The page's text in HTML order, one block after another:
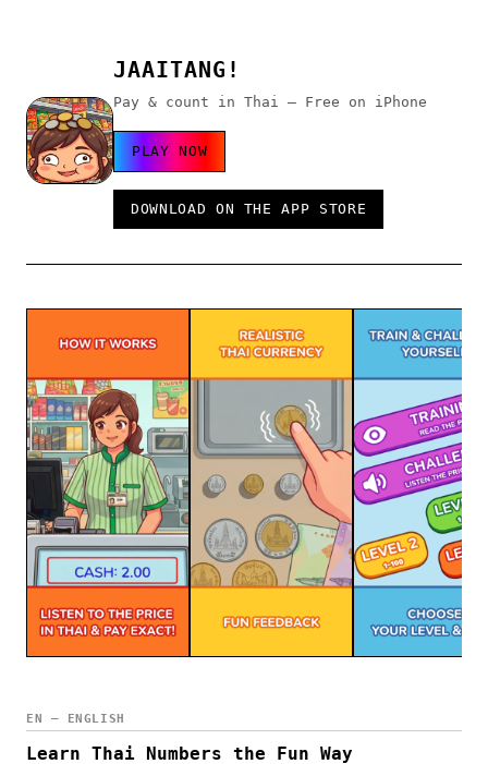
JAAITANG!
Pay & count in Thai — Free on iPhone
PLAY NOW
DOWNLOAD ON THE APP STORE
EN — ENGLISH
Learn Thai Numbers the Fun Way